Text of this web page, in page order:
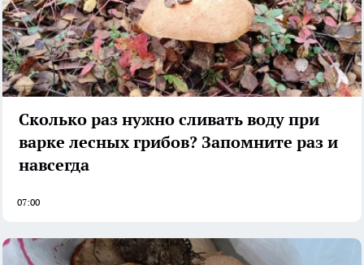
Сколько раз нужно сливать воду при
варке лесных грибов? Запомните раз и
навсегда
07:00